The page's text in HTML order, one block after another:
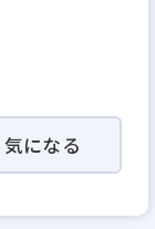
気になる